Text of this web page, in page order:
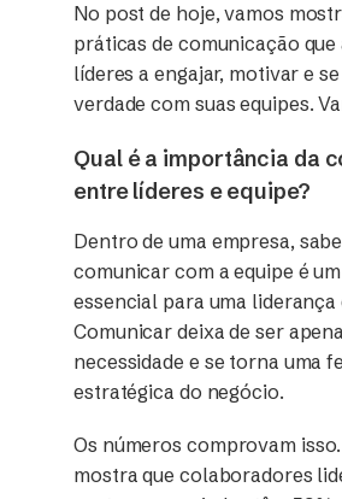
No post de hoje, vamos
práticas de comunicação que
líderes a engajar, motivar e
verdade com suas equipes.
Qual é a importância da
entre líderes e equipe?
Dentro de uma empresa,
comunicar com a equipe é
essencial para uma liderança
Comunicar deixa de ser
necessidade e se torna uma
estratégica do negócio.
Os números comprovam
mostra que colaboradores